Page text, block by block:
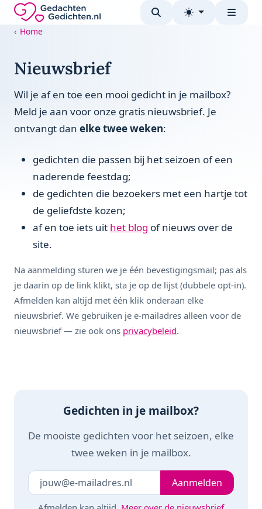
Direct naar de inhoud
Gedachten-Gedichten.nl — naar de homepage
Home
Nieuwsbrief
Wil je af en toe een mooi gedicht in je mailbox?
Meld je aan voor onze gratis nieuwsbrief. Je
ontvangt dan elke twee weken:
gedichten die passen bij het seizoen of een
naderende feestdag;
de gedichten die bezoekers met een hartje tot
de geliefdste kozen;
af en toe iets uit het blog of nieuws over de
site.
Na aanmelding sturen we je één bevestigingsmail; pas als
je daarin op de link klikt, sta je op de lijst (dubbele opt-in).
Afmelden kan altijd met één klik onderaan elke
nieuwsbrief. We gebruiken je e-mailadres alleen voor de
nieuwsbrief — zie ook ons privacybeleid.
Gedichten in je mailbox?
De mooiste gedichten voor het seizoen, elke
twee weken in je mailbox.
Laat dit veld leeg Je e-mailadresAanmelden